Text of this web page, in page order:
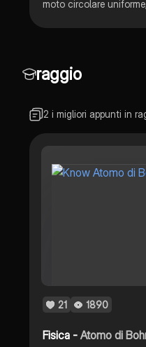
raggio
2 i migliori appunti in
21 1890
Fisica -Atomo di